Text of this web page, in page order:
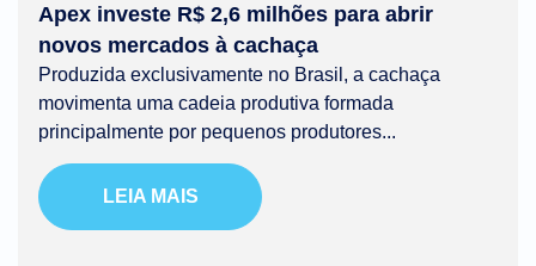
Apex investe R$ 2,6 milhões para abrir
novos mercados à cachaça
Produzida exclusivamente no Brasil, a cachaça
movimenta uma cadeia produtiva formada
principalmente por pequenos produtores...
LEIA MAIS